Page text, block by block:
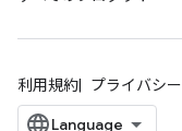
利用規約 プライバシー